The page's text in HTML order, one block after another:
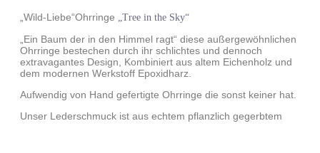
„Wild-Liebe“Ohrringe „Tree in the Sky“
„Ein Baum der in den Himmel ragt“ diese außergewöhnlichen
Ohrringe bestechen durch ihr schlichtes und dennoch
extravagantes Design, Kombiniert aus altem Eichenholz und
dem modernen Werkstoff Epoxidharz.
Aufwendig von Hand gefertigte Ohrringe die sonst keiner hat.
Unser Lederschmuck ist aus echtem pflanzlich gegerbtem